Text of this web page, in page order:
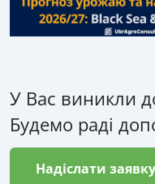
У Вас виникли
Будемо раді
Надіслати заявку